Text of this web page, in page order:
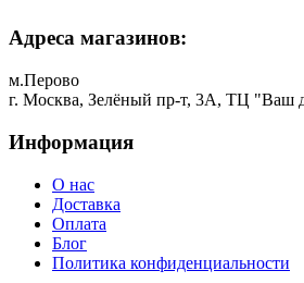
Адреса магазинов:
м.Перово
г. Москва, Зелёный пр-т, 3А, ТЦ "Ваш
Информация
О нас
Доставка
Оплата
Блог
Политика конфиденциальности